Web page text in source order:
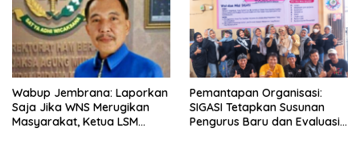
Wabup Jembrana: Laporkan
Saja Jika WNS Merugikan
Masyarakat, Ketua LSM
Pemantapan Organisasi:
SIGASI Tetapkan Susunan
Pengurus Baru dan Evaluasi